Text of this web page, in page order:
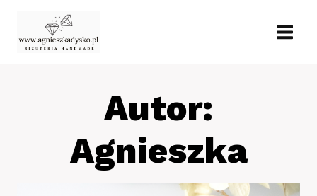
Autor:
Agnieszka